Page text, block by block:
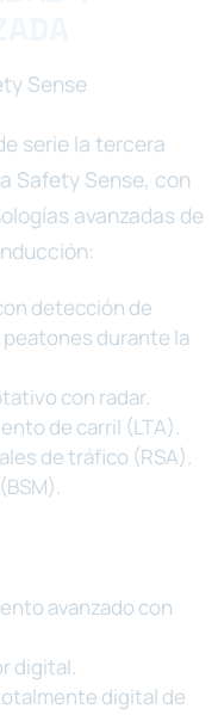
Sense
serie la tercera
Safety Sense, con
avanzadas de
detección de
durante la
con radar.
de carril (LTA).
de tráfico (RSA).
avanzado con
digital.
digital de